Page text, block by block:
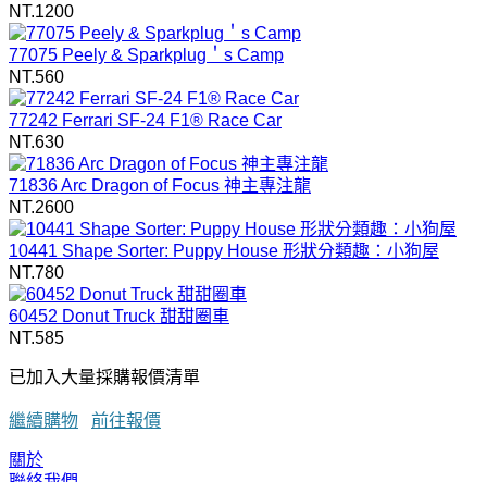
NT.1200
77075 Peely & Sparkplug＇s Camp
NT.560
77242 Ferrari SF-24 F1® Race Car
NT.630
71836 Arc Dragon of Focus 神主專注龍
NT.2600
10441 Shape Sorter: Puppy House 形狀分類趣：小狗屋
NT.780
60452 Donut Truck 甜甜圈車
NT.585
已加入大量採購報價清單
繼續購物 前往報價
關於